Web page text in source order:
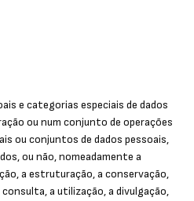
e categorias especiais de dados
ou num conjunto de operações
ou conjuntos de dados pessoais,
ou não, nomeadamente a
a estruturação, a conservação,
a utilização, a divulgação,